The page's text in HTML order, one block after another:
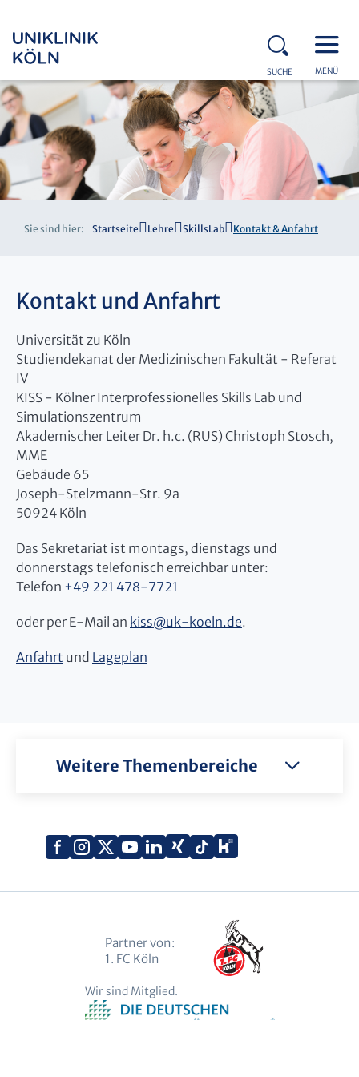
SUCHE MENÜ
Sie sind hier: Startseite Lehre SkillsLab Kontakt & Anfahrt
Kontakt und Anfahrt
Universität zu Köln
Studiendekanat der Medizinischen Fakultät - Referat
IV
KISS - Kölner Interprofessionelles Skills Lab und
Simulationszentrum
Akademischer Leiter Dr. h.c. (RUS) Christoph Stosch,
MME
Gebäude 65
Joseph-Stelzmann-Str. 9a
50924 Köln
Das Sekretariat ist montags, dienstags und
donnerstags telefonisch erreichbar unter:
Telefon +49 221 478-7721
oder per E-Mail an kiss@uk-koeln.de.
Anfahrt und Lageplan
Weitere Themenbereiche
Facebook
Instagram
X
YouTube
LinkedIn
Xing TiktokKununu
Partner von:
1. FC Köln
Wir sind Mitglied.